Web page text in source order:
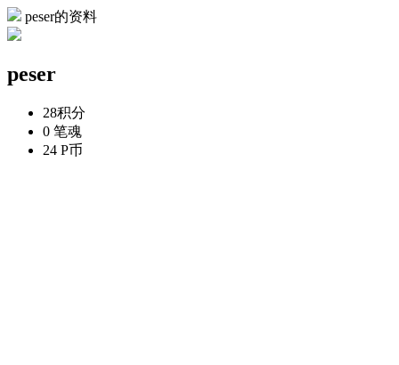
peser的资料
peser
28积分
0 笔魂
24 P币